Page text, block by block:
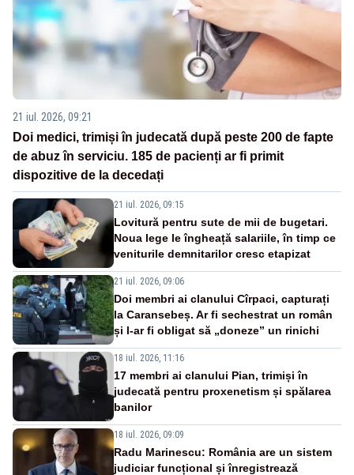
21 iul. 2026, 09:21
Doi medici, trimiși în judecată după peste 200 de fapte
de abuz în serviciu. 185 de pacienți ar fi primit
dispozitive de la decedați
21 iul. 2026, 09:15
Lovitură pentru sute de mii de bugetari.
Noua lege le îngheață salariile, în timp ce
veniturile demnitarilor cresc etapizat
21 iul. 2026, 09:06
Doi membri ai clanului Cîrpaci, capturați
la Caransebeș. Ar fi sechestrat un român
și l-ar fi obligat să „doneze” un rinichi
18 iul. 2026, 11:16
17 membri ai clanului Pian, trimiși în
judecată pentru proxenetism și spălarea
banilor
18 iul. 2026, 09:09
Radu Marinescu: România are un sistem
judiciar funcțional și înregistrează